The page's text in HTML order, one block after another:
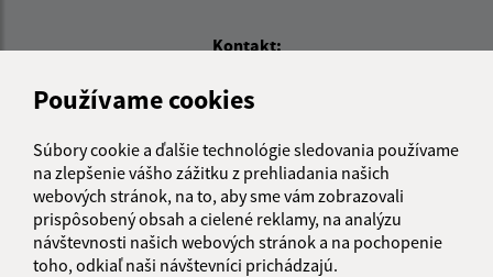
Používame cookies
Súbory cookie a ďalšie technológie sledovania používame
na zlepšenie vášho zážitku z prehliadania našich
webových stránok, na to, aby sme vám zobrazovali
prispôsobený obsah a cielené reklamy, na analýzu
návštevnosti našich webových stránok a na pochopenie
toho, odkiaľ naši návštevníci prichádzajú.
Kontakt:
Obecný úrad Ľubotín
Na rovni 302/12
065 41 Ľubotín
info@lubotin.sk
+421 52 49 21 311
IČO: 00330035